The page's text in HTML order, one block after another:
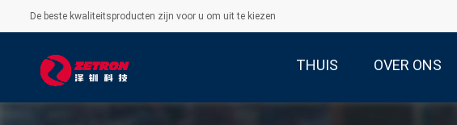
De beste kwaliteitsproducten zijn voor u om uit te kiezen
THUIS OVER ONS